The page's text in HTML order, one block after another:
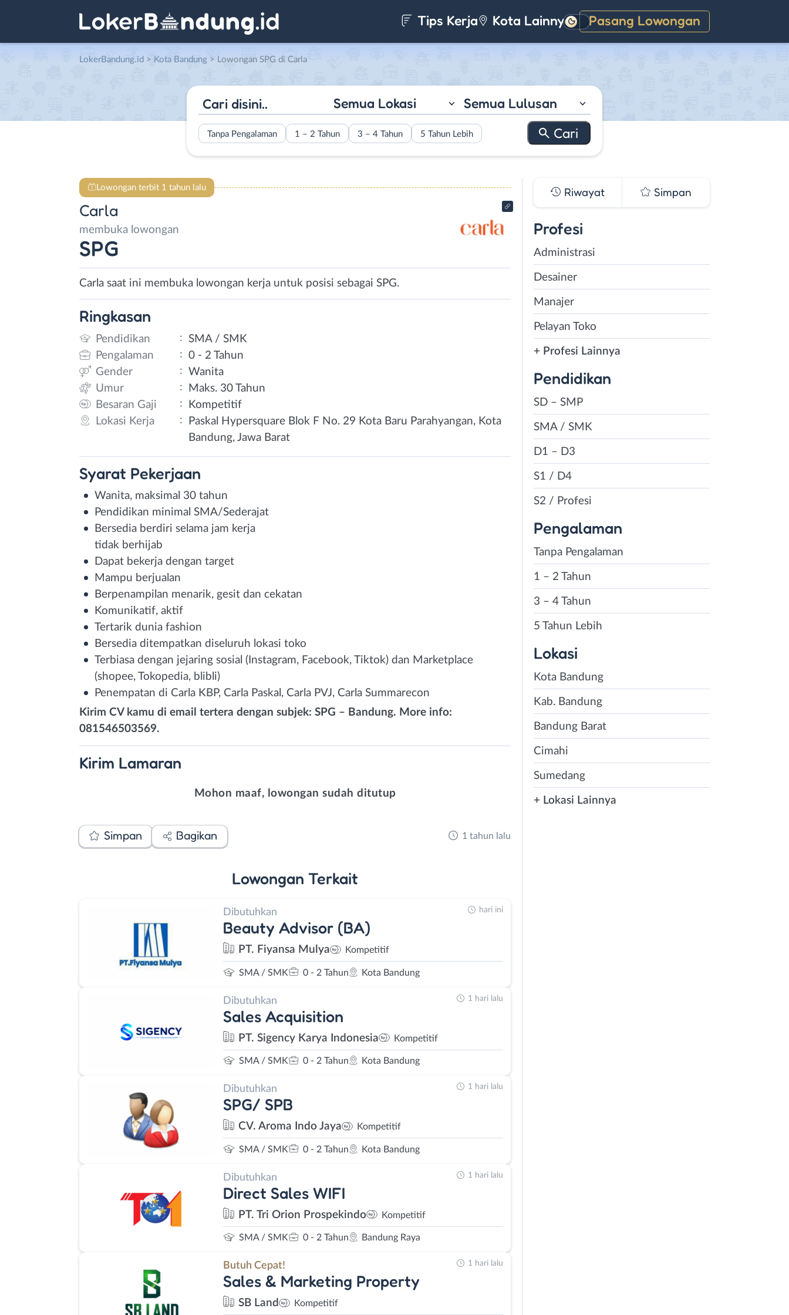
Tips Kerja Kota Lainnya Pasang Lowongan
Gelap
LokerBandung.id > Kota Bandung > Lowongan SPG di Carla
Semua Lokasi Semua Lulusan
Tanpa Pengalaman 1 – 2 Tahun 3 – 4 Tahun 5 Tahun Lebih
Lowongan terbit 1 tahun lalu
Carla
membuka lowongan
SPG
Carla saat ini membuka lowongan kerja untuk posisi sebagai SPG.
Ringkasan
Pendidikan : SMA / SMK
Pengalaman
: 0 - 2 Tahun
Gender
: Wanita
Umur
:
Maks. 30 Tahun
Besaran Gaji
:
Kompetitif
Lokasi Kerja
:
Paskal Hypersquare Blok F No. 29 Kota Baru Parahyangan, Kota
Bandung, Jawa Barat
Syarat Pekerjaan
Wanita, maksimal 30 tahun
Pendidikan minimal SMA/Sederajat
Bersedia berdiri selama jam kerja
tidak berhijab
Dapat bekerja dengan target
Mampu berjualan
Berpenampilan menarik, gesit dan cekatan
Komunikatif, aktif
Tertarik dunia fashion
Bersedia ditempatkan diseluruh lokasi toko
Terbiasa dengan jejaring sosial (Instagram, Facebook, Tiktok) dan Marketplace
(shopee, Tokopedia, blibli)
Penempatan di Carla KBP, Carla Paskal, Carla PVJ, Carla Summarecon
Kirim CV kamu di email tertera dengan subjek: SPG – Bandung. More info:
081546503569.
Kirim Lamaran
Mohon maaf, lowongan sudah ditutup
Simpan Bagikan 1 tahun lalu
Lowongan Terkait
Dibutuhkan
Beauty Advisor (BA)
PT. Fiyansa Mulya Kompetitif
SMA / SMK 0 - 2 Tahun Kota Bandung
hari ini
Dibutuhkan
Sales Acquisition
PT. Sigency Karya Indonesia Kompetitif
SMA / SMK 0 - 2 Tahun Kota Bandung
1 hari lalu
Dibutuhkan
SPG/ SPB
CV. Aroma Indo Jaya Kompetitif
SMA / SMK 0 - 2 Tahun Kota Bandung
1 hari lalu
Dibutuhkan
Direct Sales WIFI
PT. Tri Orion Prospekindo Kompetitif
SMA / SMK 0 - 2 Tahun Bandung Raya
1 hari lalu
Butuh Cepat!
Sales & Marketing Property
SB Land Kompetitif
1 hari lalu
Riwayat Simpan
Profesi
Administrasi
Desainer
Manajer
Pelayan Toko
+ Profesi Lainnya
Pendidikan
SD – SMP
SMA / SMK
D1 – D3
S1 / D4
S2 / Profesi
Pengalaman
Tanpa Pengalaman
1 – 2 Tahun
3 – 4 Tahun
5 Tahun Lebih
Lokasi
Kota Bandung
Kab. Bandung
Bandung Barat
Cimahi
Sumedang
+ Lokasi Lainnya